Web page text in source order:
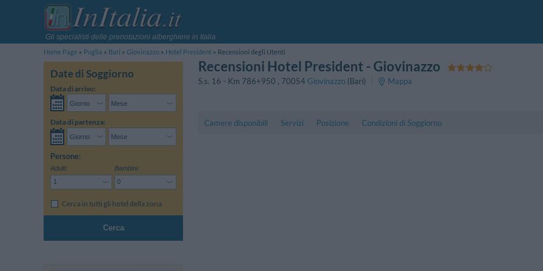
Gli specialisti delle prenotazioni alberghiere in Italia
Home Page
Puglia Bari Giovinazzo Hotel President Recensioni degli Utenti
Date di Soggiorno
Data di arrivo:
Data di partenza:
Persone:
Adulti: Bambini:
Cerca in tutti gli hotel della zona
Cerca
Recensioni Hotel President - Giovinazzo
S.s. 16 - Km 786+950 , 70054 Giovinazzo (Bari) Mappa
Camere disponibili Servizi Posizione Condizioni di Soggiorno